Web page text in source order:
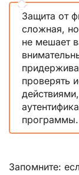
Защита от
сложная,
не мешает
проверять
программы.
Запомните: